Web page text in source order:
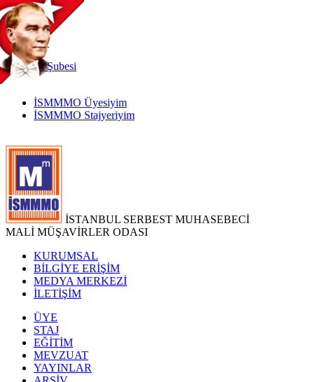
TR
|
EN
İnternetŞubesi
İSMMMO Üyesiyim
İSMMMO Stajyeriyim
İSTANBUL SERBEST MUHASEBECİ
MALİ MÜŞAVİRLER ODASI
KURUMSAL
BİLGİYE ERİŞİM
MEDYA MERKEZİ
İLETİŞİM
ÜYE
STAJ
EĞİTİM
MEVZUAT
YAYINLAR